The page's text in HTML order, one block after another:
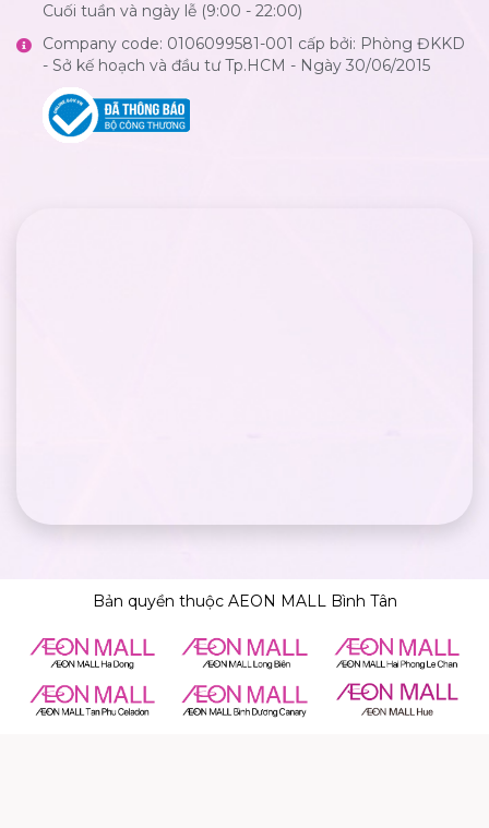
Cuối tuần và ngày lễ (9:00 - 22:00)
Company code: 0106099581-001 cấp bởi: Phòng ĐKKD
- Sở kế hoạch và đầu tư Tp.HCM - Ngày 30/06/2015
Bản quyền thuộc AEON MALL Bình Tân